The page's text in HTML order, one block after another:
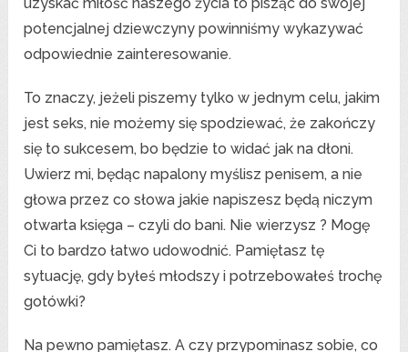
potencjalnej dziewczyny powinniśmy wykazywać
odpowiednie zainteresowanie.
To znaczy, jeżeli piszemy tylko w jednym celu, jakim
jest seks, nie możemy się spodziewać, że zakończy
się to sukcesem, bo będzie to widać jak na dłoni.
Uwierz mi, będąc napalony myślisz penisem, a nie
głowa przez co słowa jakie napiszesz będą niczym
otwarta księga – czyli do bani. Nie wierzysz ? Mogę
Ci to bardzo łatwo udowodnić. Pamiętasz tę
sytuację, gdy byłeś młodszy i potrzebowałeś trochę
gotówki?
Na pewno pamiętasz. A czy przypominasz sobie, co